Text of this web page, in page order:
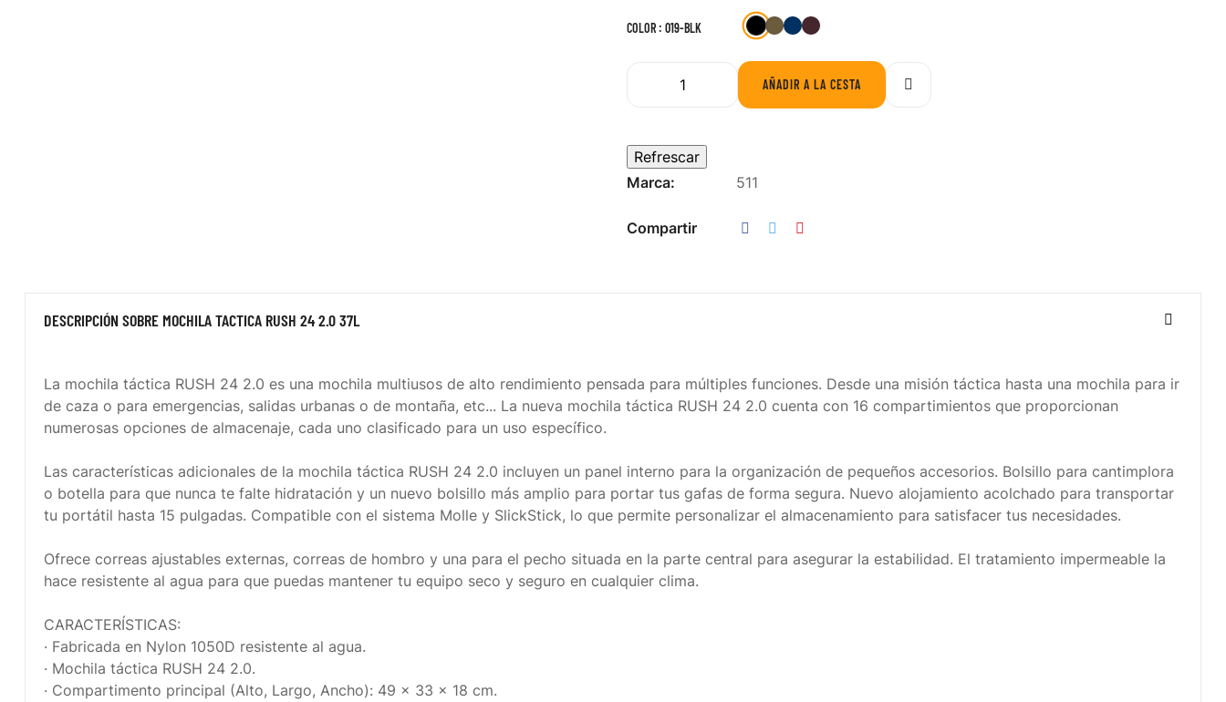
COLOR : 019-BLK
019-134-1016-560-
AÑADIR A LA CESTA
Marca: 511
Compartir
DESCRIPCIÓN SOBRE MOCHILA TACTICA RUSH 24 2.0 37L
La mochila táctica RUSH 24 2.0 es una mochila multiusos de alto rendimiento pensada para múltiples funciones. Desde una misión táctica hasta una mochila para ir
de caza o para emergencias, salidas urbanas o de montaña, etc... La nueva mochila táctica RUSH 24 2.0 cuenta con 16 compartimientos que proporcionan
numerosas opciones de almacenaje, cada uno clasificado para un uso específico.
Las características adicionales de la mochila táctica RUSH 24 2.0 incluyen un panel interno para la organización de pequeños accesorios. Bolsillo para cantimplora
o botella para que nunca te falte hidratación y un nuevo bolsillo más amplio para portar tus gafas de forma segura. Nuevo alojamiento acolchado para transportar
tu portátil hasta 15 pulgadas. Compatible con el sistema Molle y SlickStick, lo que permite personalizar el almacenamiento para satisfacer tus necesidades.
Ofrece correas ajustables externas, correas de hombro y una para el pecho situada en la parte central para asegurar la estabilidad. El tratamiento impermeable la
hace resistente al agua para que puedas mantener tu equipo seco y seguro en cualquier clima.
CARACTERÍSTICAS:
· Fabricada en Nylon 1050D resistente al agua.
· Mochila táctica RUSH 24 2.0.
· Compartimento principal (Alto, Largo, Ancho): 49 x 33 x 18 cm.